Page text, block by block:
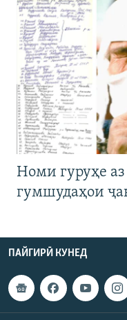
Номи гуруҳе
гумшудаҳои
ПАЙГИРӢ КУНЕД